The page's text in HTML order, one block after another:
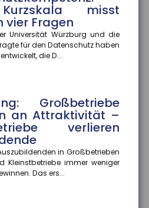
misst
vier Fragen
Universität Würzburg und die
für den Datenschutz haben
die D...
Großbetriebe
an Attraktivität –
verlieren
in Großbetrieben
Kleinstbetriebe immer weniger
Das ers...
entwickelt im Naturpark
eine ?Schwammregion?, die
aufnimmt...
Soziale
in Deutschland hängen weiterhin
Herkunft ab. Besonders an
Zufriedenheit
der Passgenauigkeit